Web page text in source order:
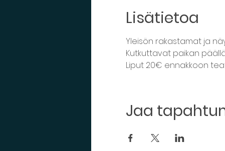
Lisätietoa
Yleisön rakastamat ja
Jaa